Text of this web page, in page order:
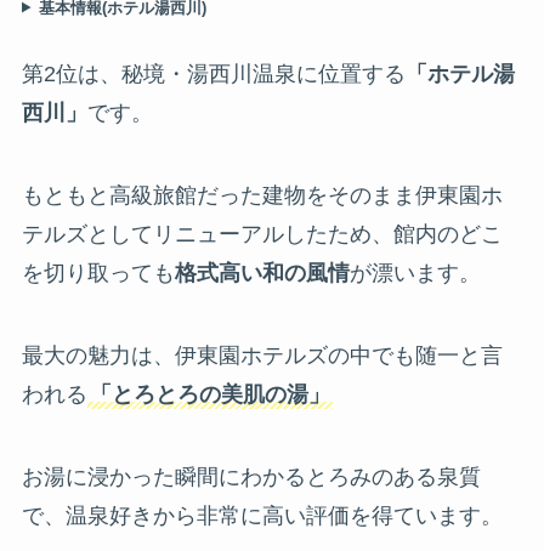
基本情報(ホテル湯西川)
第2位は、秘境・湯西川温泉に位置する 「ホテル湯
西川」 です。
もともと高級旅館だった建物をそのまま伊東園ホ
テルズとしてリニューアルしたため、館内のどこ
を切り取っても格式高い和の風情が漂います。
最大の魅力は、伊東園ホテルズの中でも随一と言
われる
「とろとろの美肌の湯」
お湯に浸かった瞬間にわかるとろみのある泉質
で、温泉好きから非常に高い評価を得ています。